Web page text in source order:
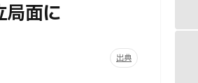
局面に
出典